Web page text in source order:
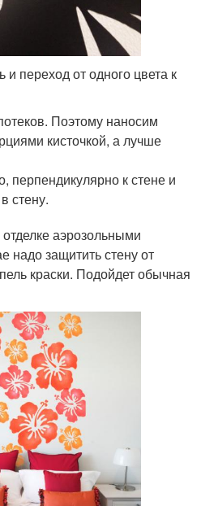
и переход от одного цвета к
Поэтому наносим
кисточкой, а лучше
перпендикулярно к стене и
стену.
аэрозольными
надо защитить стену от
краски. Подойдет обычная